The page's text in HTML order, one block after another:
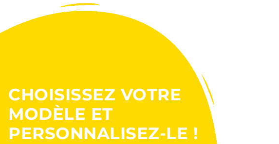
CHOISISSEZ VOTRE
MODÈLE ET
PERSONNALISEZ-LE !